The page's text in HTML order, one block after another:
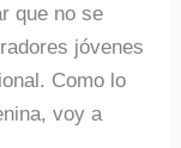
que no se
jóvenes
Como lo
voy a